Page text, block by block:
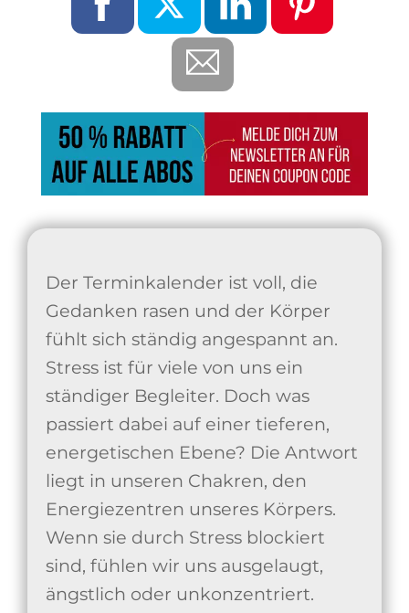
Der Terminkalender ist voll, die
Gedanken rasen und der Körper
fühlt sich ständig angespannt an.
Stress ist für viele von uns ein
ständiger Begleiter. Doch was
passiert dabei auf einer tieferen,
energetischen Ebene? Die Antwort
liegt in unseren Chakren, den
Energiezentren unseres Körpers.
Wenn sie durch Stress blockiert
sind, fühlen wir uns ausgelaugt,
ängstlich oder unkonzentriert.